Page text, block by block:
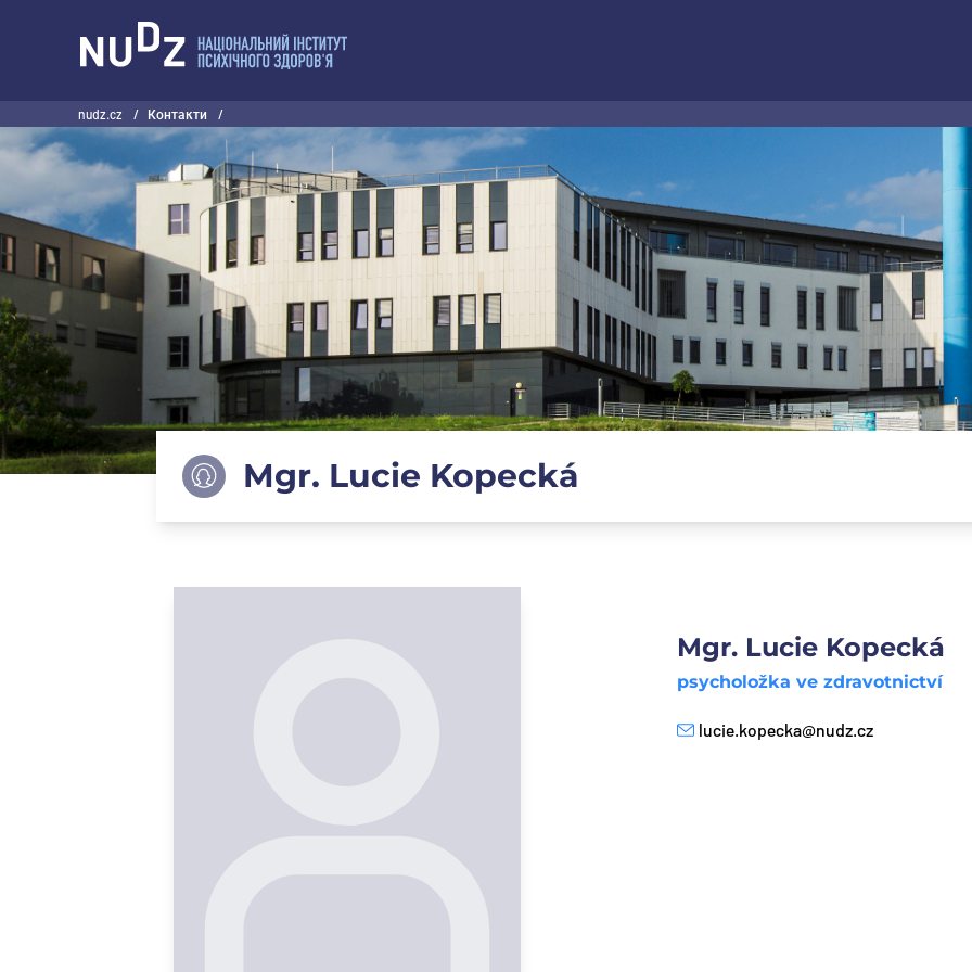
nudz.cz / Контакти /
Mgr. Lucie Kopecká
Mgr. Lucie Kopecká
psycholožka ve zdravotnictví
E-mail
lucie.kopecka@nudz.cz